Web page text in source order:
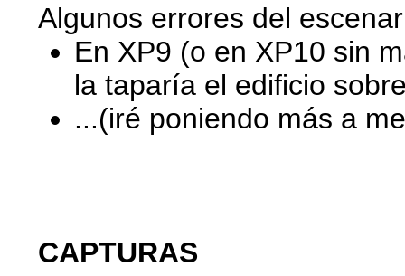
Algunos errores del
En XP9 (o en XP10 sin
la taparía el edificio
...(iré poniendo más a
CAPTURAS